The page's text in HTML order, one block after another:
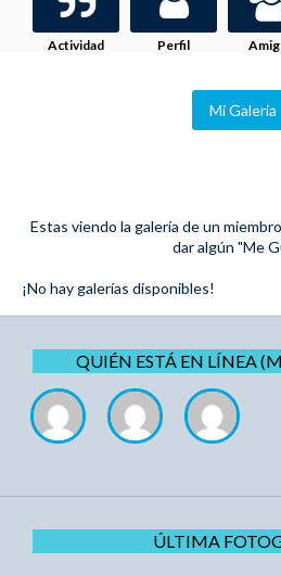
Actividad Perfil
Mi Galeria
Estas viendo la galería de un
dar algún "Me
¡No hay galerías disponibles!
QUIÉN ESTÁ EN LÍNEA
ÚLTIMA